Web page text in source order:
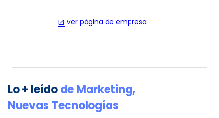
open_in_new Ver página de empresa
Lo + leídodeMarketing,
Nuevas Tecnologías